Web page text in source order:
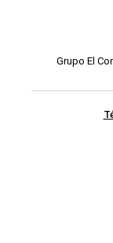
Grupo El